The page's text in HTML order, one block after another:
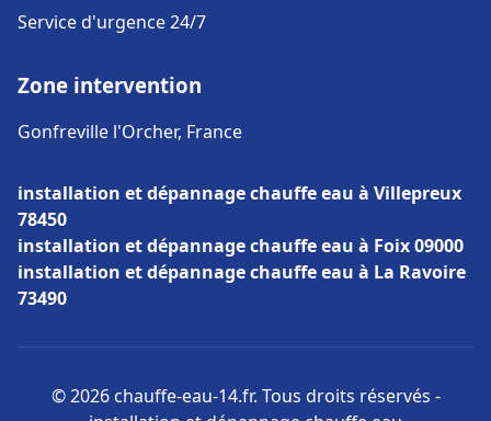
Service d'urgence 24/7
Zone intervention
Gonfreville l'Orcher, France
installation et dépannage chauffe eau à Villepreux
78450
installation et dépannage chauffe eau à Foix 09000
installation et dépannage chauffe eau à La Ravoire
73490
© 2026 chauffe-eau-14.fr. Tous droits réservés -